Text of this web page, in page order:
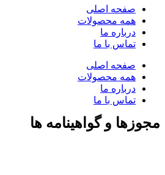
صفحه اصلی
همه محصولات
درباره ما
تماس با ما
صفحه اصلی
همه محصولات
درباره ما
تماس با ما
مجوزها و گواهینامه ها